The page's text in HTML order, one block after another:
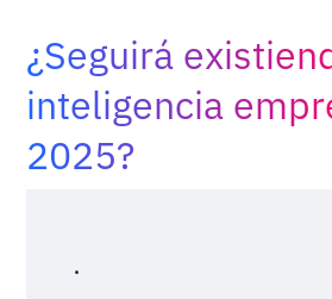
Buscar:
ES
¿Seguirá
inteligencia
2025?
.